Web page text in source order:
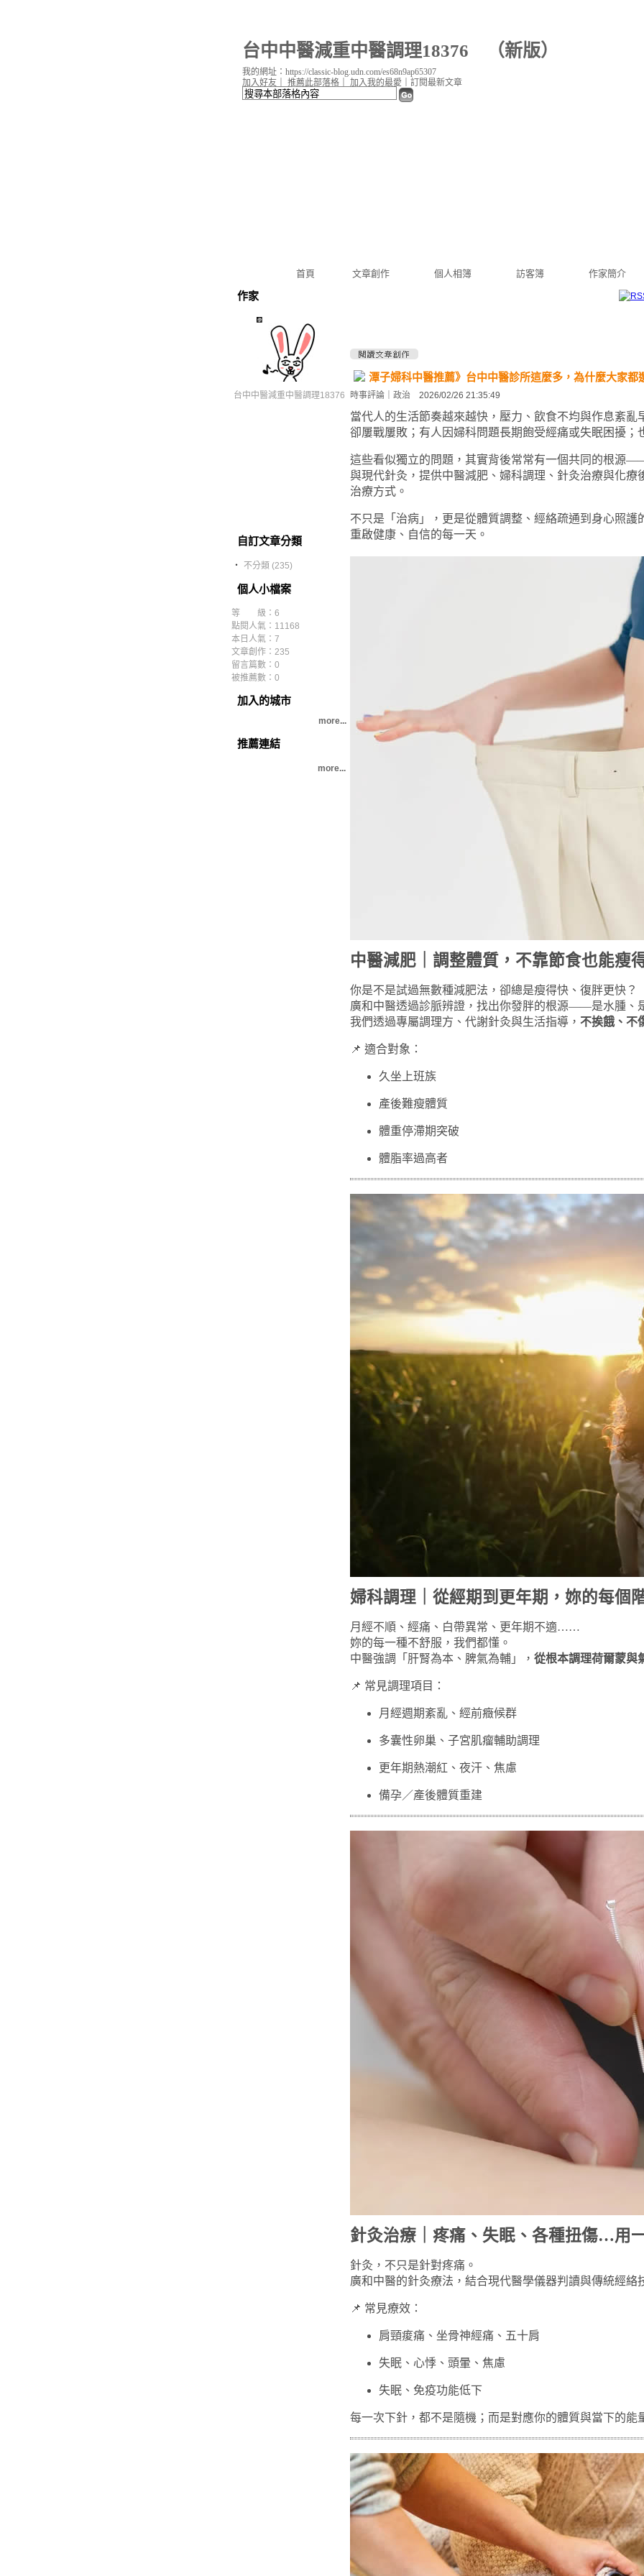
台中中醫減重中醫調理18376 （新版）
首頁 文章創作 個人相簿 訪客簿 作家簡介
加入好友 推薦此部落格 加入我的最愛 訂閱最新文章
我的網址：https://classic-blog.udn.com/es68n9ap65307
作家
台中中醫減重中醫調理18376
自訂文章分類
‧ 不分類 (235)
個人小檔案
等 級：6
點閱人氣：11168
本日人氣：7
文章創作：235
留言篇數：0
被推薦數： 0
加入的城市
more...
推薦連結
more...
潭子婦科中醫推薦》台中中醫診所這麼多，為什麼大家都
時事評論 政治 2026/02/26 21:35:49
當代人的生活節奏越來越快，壓力、飲食不均與作息紊
卻屢戰屢敗；有人因婦科問題長期飽受經痛或失眠困擾
這些看似獨立的問題，其實背後常常有一個共同的根源
與現代針灸，提供中醫減肥、婦科調理、針灸治療與化
治療方式。
不只是「治病」，更是從體質調整、經絡疏通到身心照
重啟健康、自信的每一天。
中醫減肥｜調整體質，不靠節食也能瘦
你是不是試過無數種減肥法，卻總是瘦得快、復胖更快？
廣和中醫透過診脈辨證，找出你發胖的根源——是水腫、
我們透過專屬調理方、代謝針灸與生活指導， 不挨餓、不
📌 適合對象：
久坐上班族
產後難瘦體質
體重停滯期突破
體脂率過高者
婦科調理｜從經期到更年期，妳的每個
月經不順、經痛、白帶異常、更年期不適……
妳的每一種不舒服，我們都懂。
中醫強調「肝腎為本、脾氣為輔」， 從根本調理荷爾蒙與
📌 常見調理項目：
月經週期紊亂、經前癥候群
多囊性卵巢、子宮肌瘤輔助調理
更年期熱潮紅、夜汗、焦慮
備孕／產後體質重建
針灸治療｜疼痛、失眠、各種扭傷…用
針灸，不只是針對疼痛。
廣和中醫的針灸療法，結合現代醫學儀器判讀與傳統經絡
📌 常見療效：
肩頸痠痛、坐骨神經痛、五十肩
失眠、心悸、頭暈、焦慮
失眠、免疫功能低下
每一次下針，都不是隨機；而是對應你的體質與當下的能